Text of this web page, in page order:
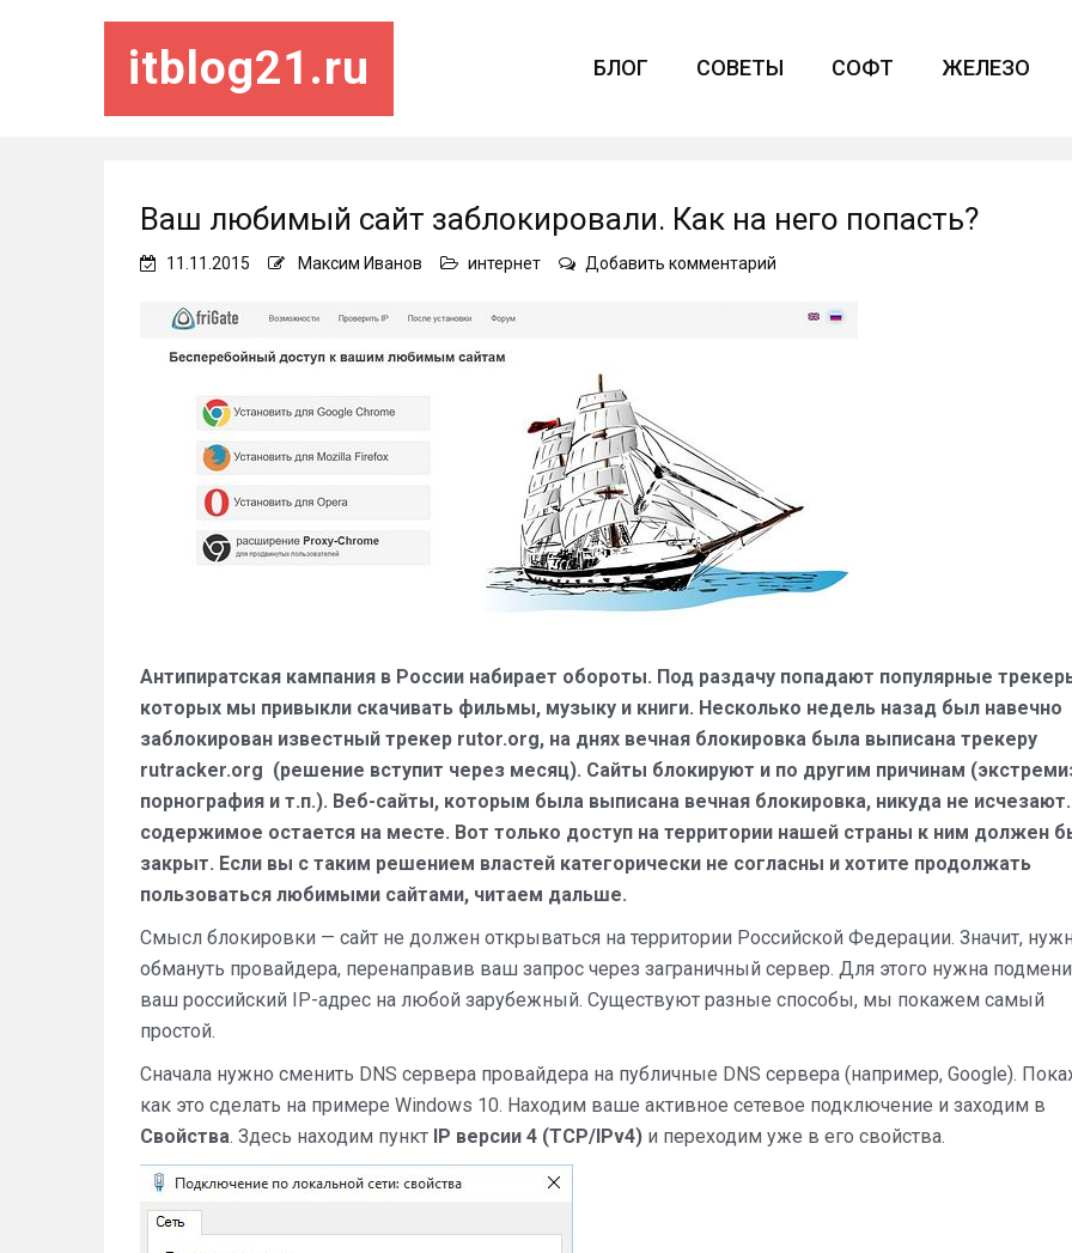
itblog21.ru БЛОГ СОВЕТЫ СОФТ ЖЕЛЕЗО
Ваш любимый сайт заблокировали. Как на него попасть?
11.11.2015 Максим Иванов интернет Добавить комментарий
любимый
Антипиратская кампания в России набирает обороты. Под раздачу попадают популярные
которых мы привыкли скачивать фильмы, музыку и книги. Несколько недель назад был навечно
заблокирован известный трекер rutor.org, на днях вечная блокировка была выписана трекеру
rutracker.org (решение вступит через месяц). Сайты блокируют и по другим причинам
порнография и т.п.). Веб-сайты, которым была выписана вечная блокировка, никуда не
содержимое остается на месте. Вот только доступ на территории нашей страны к ним должен
закрыт. Если вы с таким решением властей категорически не согласны и хотите продолжать
пользоваться любимыми сайтами, читаем дальше.
Смысл блокировки — сайт не должен открываться на территории Российской Федерации. Значит,
обмануть провайдера, перенаправив ваш запрос через заграничный сервер. Для этого нужна
ваш российский IP-адрес на любой зарубежный. Существуют разные способы, мы покажем самый
простой.
Сначала нужно сменить DNS сервера провайдера на публичные DNS сервера (например, Google).
как это сделать на примере Windows 10. Находим ваше активное сетевое подключение и заходим в
Свойства. Здесь находим пункт IP версии 4 (TCP/IPv4) и переходим уже в его свойства.